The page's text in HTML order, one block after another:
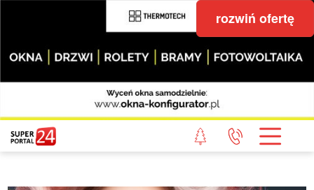
rozwiń ofertę